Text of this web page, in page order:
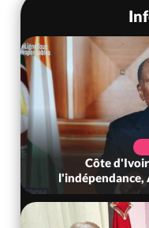
Côte
l'indépendance,